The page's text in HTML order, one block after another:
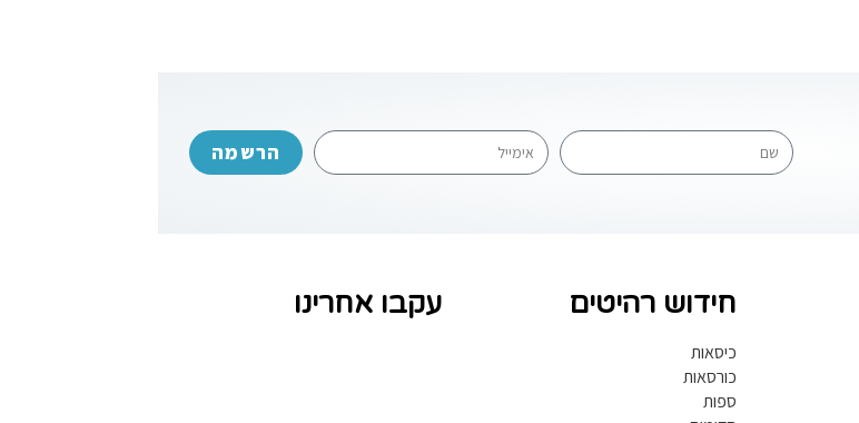
הרשמה
חידוש רהיטים
כיסאות
כורסאות
ספות
עקבו אחרינו